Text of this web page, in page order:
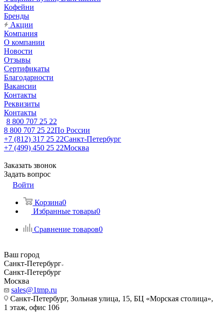
Кофейни
Бренды
Акции
Компания
О компании
Новости
Отзывы
Сертификаты
Благодарности
Вакансии
Контакты
Реквизиты
Контакты
8 800 707 25 22
8 800 707 25 22По России
+7 (812) 317 25 22Санкт-Петербург
+7 (499) 450 25 22Москва
Заказать звонок
Задать вопрос
Войти
Корзина0
Избранные товары0
Сравнение товаров0
Ваш город
Санкт-Петербург
Санкт-Петербург
Москва
sales@1tmp.ru
Санкт-Петербург, Зольная улица, 15, БЦ «Морская столица»,
1 этаж, офис 106